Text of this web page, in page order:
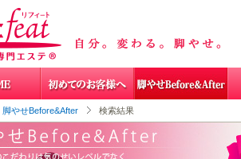
脚やせBefore&After 検索結果